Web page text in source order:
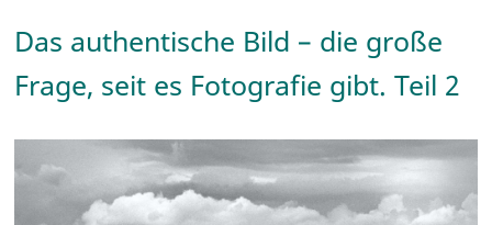
Das authentische Bild – die große
Frage, seit es Fotografie gibt. Teil 2